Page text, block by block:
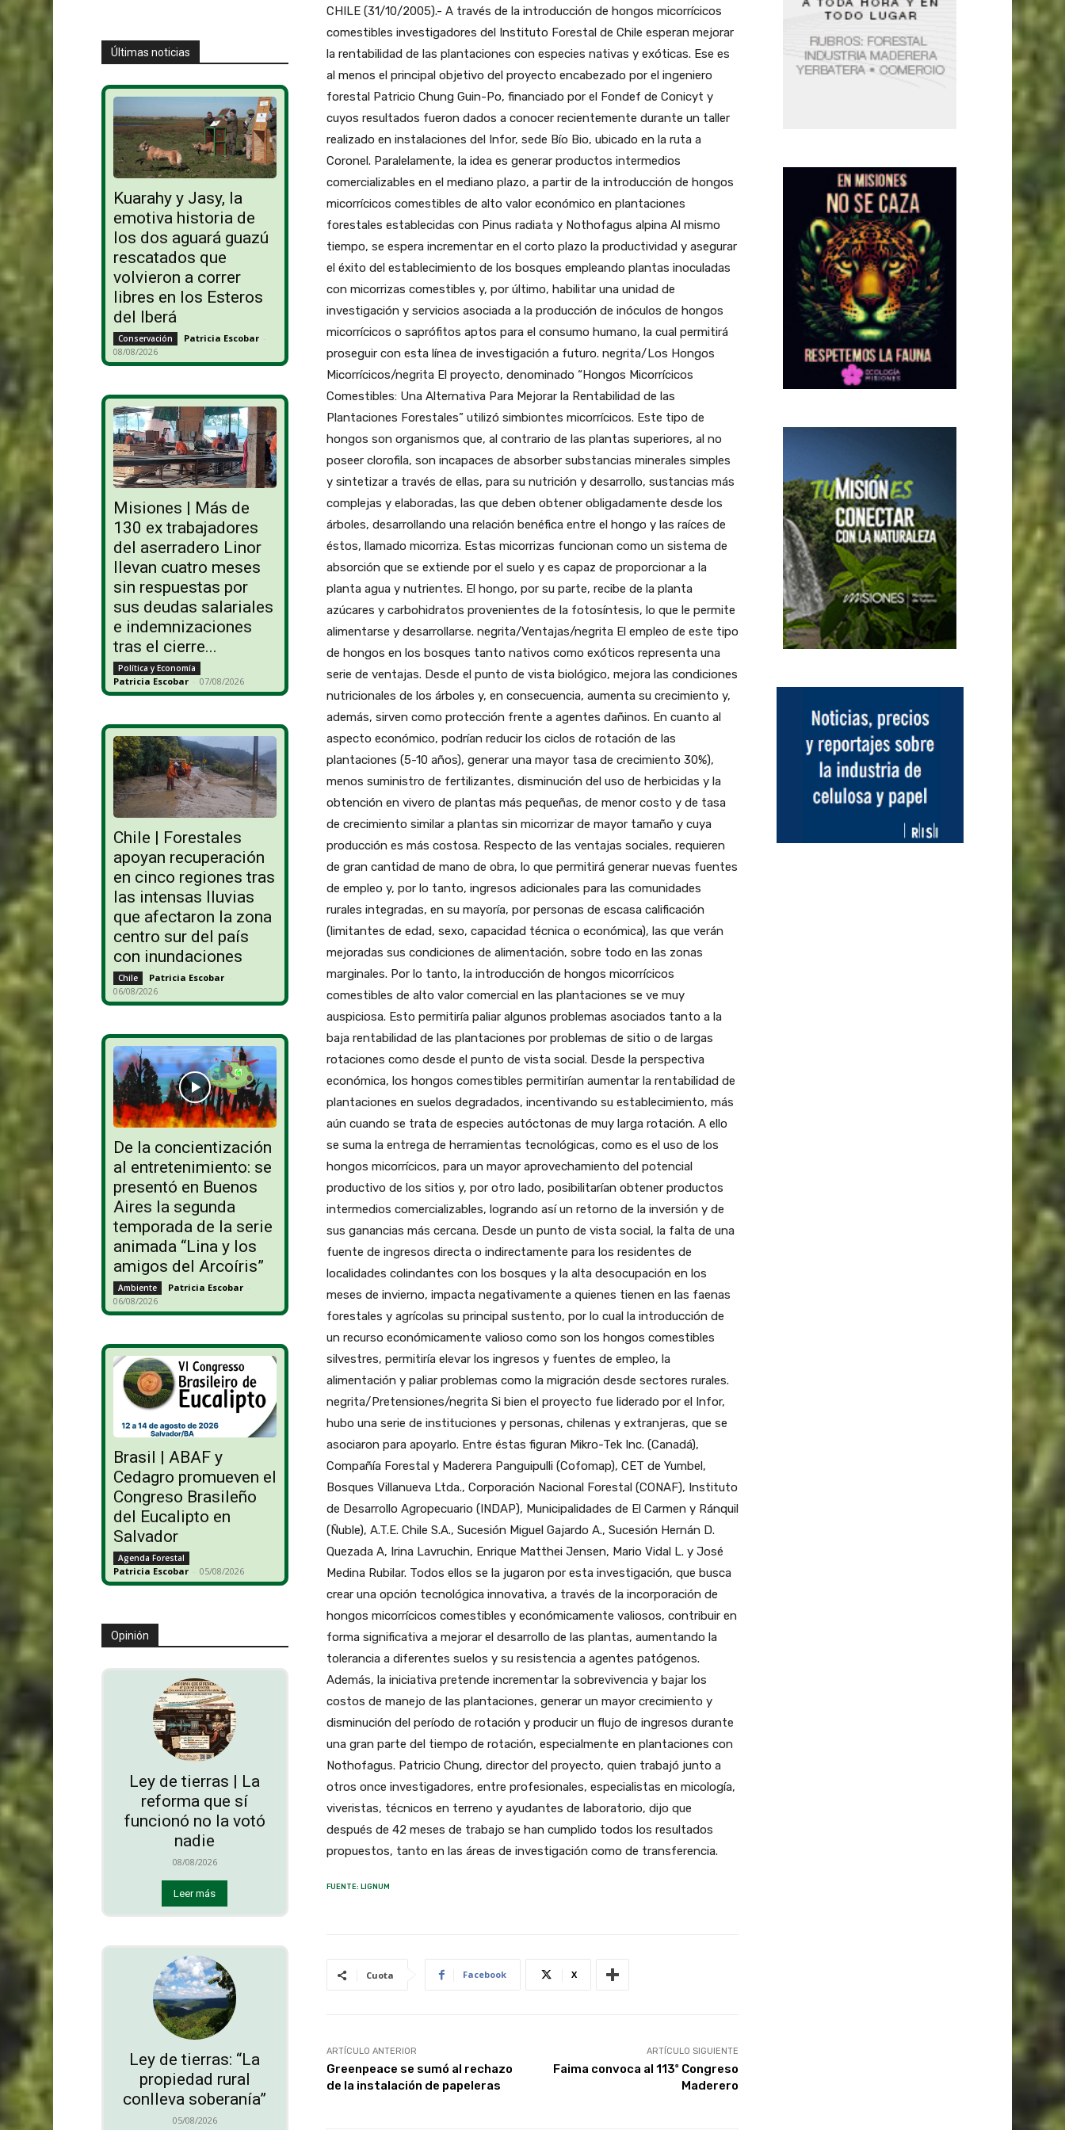
Últimas noticias
Kuarahy y Jasy, la
emotiva historia de
los dos aguará guazú
rescatados que
volvieron a correr
libres en los Esteros
del Iberá
Conservación Patricia Escobar -
08/08/2026
Misiones | Más de
130 ex trabajadores
del aserradero Linor
llevan cuatro meses
sin respuestas por
sus deudas salariales
e indemnizaciones
tras el cierre...
Política y Economía
Patricia Escobar - 07/08/2026
Chile | Forestales
apoyan recuperación
en cinco regiones tras
las intensas lluvias
que afectaron la zona
centro sur del país
con inundaciones
Chile Patricia Escobar -
06/08/2026
De la concientización
al entretenimiento: se
presentó en Buenos
Aires la segunda
temporada de la serie
animada “Lina y los
amigos del Arcoíris”
Ambiente Patricia Escobar -
06/08/2026
Brasil | ABAF y
Cedagro promueven el
Congreso Brasileño
del Eucalipto en
Salvador
Agenda Forestal
Patricia Escobar - 05/08/2026
Opinión
Ley de tierras | La
reforma que sí
funcionó no la votó
nadie
08/08/2026
Leer más
Ley de tierras: “La
propiedad rural
conlleva soberanía”
05/08/2026
CHILE (31/10/2005).- A través de la introducción de hongos micorrícicos
comestibles investigadores del Instituto Forestal de Chile esperan mejorar
la rentabilidad de las plantaciones con especies nativas y exóticas. Ese es
al menos el principal objetivo del proyecto encabezado por el ingeniero
forestal Patricio Chung Guin-Po, financiado por el Fondef de Conicyt y
cuyos resultados fueron dados a conocer recientemente durante un taller
realizado en instalaciones del Infor, sede Bío Bio, ubicado en la ruta a
Coronel. Paralelamente, la idea es generar productos intermedios
comercializables en el mediano plazo, a partir de la introducción de hongos
micorrícicos comestibles de alto valor económico en plantaciones
forestales establecidas con Pinus radiata y Nothofagus alpina Al mismo
tiempo, se espera incrementar en el corto plazo la productividad y asegurar
el éxito del establecimiento de los bosques empleando plantas inoculadas
con micorrizas comestibles y, por último, habilitar una unidad de
investigación y servicios asociada a la producción de inóculos de hongos
micorrícicos o saprófitos aptos para el consumo humano, la cual permitirá
proseguir con esta línea de investigación a futuro. negrita/Los Hongos
Micorrícicos/negrita El proyecto, denominado “Hongos Micorrícicos
Comestibles: Una Alternativa Para Mejorar la Rentabilidad de las
Plantaciones Forestales” utilizó simbiontes micorrícicos. Este tipo de
hongos son organismos que, al contrario de las plantas superiores, al no
poseer clorofila, son incapaces de absorber substancias minerales simples
y sintetizar a través de ellas, para su nutrición y desarrollo, sustancias más
complejas y elaboradas, las que deben obtener obligadamente desde los
árboles, desarrollando una relación benéfica entre el hongo y las raíces de
éstos, llamado micorriza. Estas micorrizas funcionan como un sistema de
absorción que se extiende por el suelo y es capaz de proporcionar a la
planta agua y nutrientes. El hongo, por su parte, recibe de la planta
azúcares y carbohidratos provenientes de la fotosíntesis, lo que le permite
alimentarse y desarrollarse. negrita/Ventajas/negrita El empleo de este tipo
de hongos en los bosques tanto nativos como exóticos representa una
serie de ventajas. Desde el punto de vista biológico, mejora las condiciones
nutricionales de los árboles y, en consecuencia, aumenta su crecimiento y,
además, sirven como protección frente a agentes dañinos. En cuanto al
aspecto económico, podrían reducir los ciclos de rotación de las
plantaciones (5-10 años), generar una mayor tasa de crecimiento 30%),
menos suministro de fertilizantes, disminución del uso de herbicidas y la
obtención en vivero de plantas más pequeñas, de menor costo y de tasa
de crecimiento similar a plantas sin micorrizar de mayor tamaño y cuya
producción es más costosa. Respecto de las ventajas sociales, requieren
de gran cantidad de mano de obra, lo que permitirá generar nuevas fuentes
de empleo y, por lo tanto, ingresos adicionales para las comunidades
rurales integradas, en su mayoría, por personas de escasa calificación
(limitantes de edad, sexo, capacidad técnica o económica), las que verán
mejoradas sus condiciones de alimentación, sobre todo en las zonas
marginales. Por lo tanto, la introducción de hongos micorrícicos
comestibles de alto valor comercial en las plantaciones se ve muy
auspiciosa. Esto permitiría paliar algunos problemas asociados tanto a la
baja rentabilidad de las plantaciones por problemas de sitio o de largas
rotaciones como desde el punto de vista social. Desde la perspectiva
económica, los hongos comestibles permitirían aumentar la rentabilidad de
plantaciones en suelos degradados, incentivando su establecimiento, más
aún cuando se trata de especies autóctonas de muy larga rotación. A ello
se suma la entrega de herramientas tecnológicas, como es el uso de los
hongos micorrícicos, para un mayor aprovechamiento del potencial
productivo de los sitios y, por otro lado, posibilitarían obtener productos
intermedios comercializables, logrando así un retorno de la inversión y de
sus ganancias más cercana. Desde un punto de vista social, la falta de una
fuente de ingresos directa o indirectamente para los residentes de
localidades colindantes con los bosques y la alta desocupación en los
meses de invierno, impacta negativamente a quienes tienen en las faenas
forestales y agrícolas su principal sustento, por lo cual la introducción de
un recurso económicamente valioso como son los hongos comestibles
silvestres, permitiría elevar los ingresos y fuentes de empleo, la
alimentación y paliar problemas como la migración desde sectores rurales.
negrita/Pretensiones/negrita Si bien el proyecto fue liderado por el Infor,
hubo una serie de instituciones y personas, chilenas y extranjeras, que se
asociaron para apoyarlo. Entre éstas figuran Mikro-Tek Inc. (Canadá),
Compañía Forestal y Maderera Panguipulli (Cofomap), CET de Yumbel,
Bosques Villanueva Ltda., Corporación Nacional Forestal (CONAF), Instituto
de Desarrollo Agropecuario (INDAP), Municipalidades de El Carmen y Ránquil
(Ñuble), A.T.E. Chile S.A., Sucesión Miguel Gajardo A., Sucesión Hernán D.
Quezada A, Irina Lavruchin, Enrique Matthei Jensen, Mario Vidal L. y José
Medina Rubilar. Todos ellos se la jugaron por esta investigación, que busca
crear una opción tecnológica innovativa, a través de la incorporación de
hongos micorrícicos comestibles y económicamente valiosos, contribuir en
forma significativa a mejorar el desarrollo de las plantas, aumentando la
tolerancia a diferentes suelos y su resistencia a agentes patógenos.
Además, la iniciativa pretende incrementar la sobrevivencia y bajar los
costos de manejo de las plantaciones, generar un mayor crecimiento y
disminución del período de rotación y producir un flujo de ingresos durante
una gran parte del tiempo de rotación, especialmente en plantaciones con
Nothofagus. Patricio Chung, director del proyecto, quien trabajó junto a
otros once investigadores, entre profesionales, especialistas en micología,
viveristas, técnicos en terreno y ayudantes de laboratorio, dijo que
después de 42 meses de trabajo se han cumplido todos los resultados
propuestos, tanto en las áreas de investigación como de transferencia.
FUENTE: LIGNUM
Cuota Facebook X
ARTÍCULO ANTERIOR
Greenpeace se sumó al rechazo
de la instalación de papeleras
ARTÍCULO SIGUIENTE
Faima convoca al 113º Congreso
Maderero